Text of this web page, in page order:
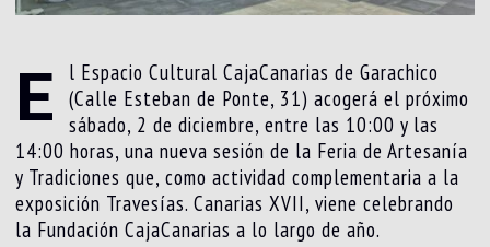
E
l Espacio Cultural CajaCanarias de Garachico
(Calle Esteban de Ponte, 31) acogerá el próximo
sábado, 2 de diciembre, entre las 10:00 y las
14:00 horas, una nueva sesión de la Feria de Artesanía
y Tradiciones que, como actividad complementaria a la
exposición Travesías. Canarias XVII, viene celebrando
la Fundación CajaCanarias a lo largo de año.